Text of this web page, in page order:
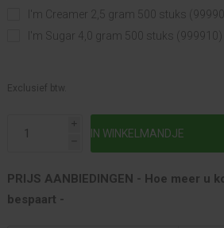
I'm Creamer 2,5 gram 500 stuks
I'm Sugar 4,0 gram 500 stuks (999910)
Exclusief btw.
i
h
PRIJS AANBIEDINGEN - Hoe meer u
bespaart -